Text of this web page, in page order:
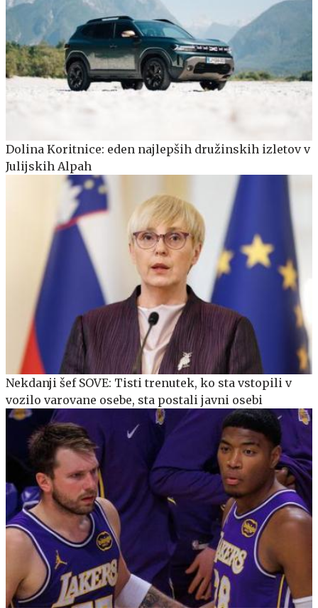
Dolina Koritnice: eden najlepših družinskih izletov v
Julijskih Alpah
Nekdanji šef SOVE: Tisti trenutek, ko sta vstopili v
vozilo varovane osebe, sta postali javni osebi